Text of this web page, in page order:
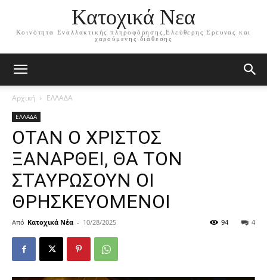
Κατοχικά Νεα
Κοινότητα Εναλλακτικής πληροφόρησης,Ελεύθερης Ερευνας και
χαρούμενης διάθεσης
Αρχική ΕΛΛΑΔΑ
ΕΛΛΑΔΑ
ΟΤΑΝ Ο ΧΡΙΣΤΟΣ
ΞΑΝΑΡΘΕΙ, ΘΑ ΤΟΝ
ΣΤΑΥΡΩΣΟΥΝ ΟΙ
ΘΡΗΣΚΕΥΟΜΕΝΟΙ
Από Κατοχικά Νέα - 10/28/2025 4
94